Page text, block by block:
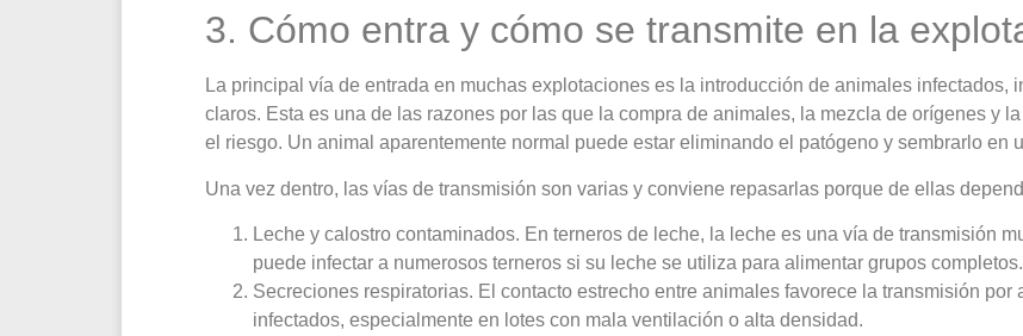
3. Cómo entra y cómo se transmite en la
La principal vía de entrada en muchas explotaciones es la introducción de animales infectados,
claros. Esta es una de las razones por las que la compra de animales, la mezcla de orígenes y
el riesgo. Un animal aparentemente normal puede estar eliminando el patógeno y sembrarlo en
Una vez dentro, las vías de transmisión son varias y conviene repasarlas porque de ellas
Leche y calostro contaminados. En terneros de leche, la leche es una vía de transmisión
puede infectar a numerosos terneros si su leche se utiliza para alimentar grupos completos.
Secreciones respiratorias. El contacto estrecho entre animales favorece la transmisión
infectados, especialmente en lotes con mala ventilación o alta densidad.